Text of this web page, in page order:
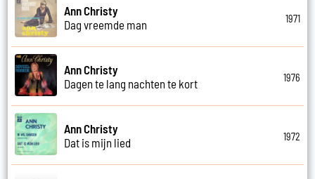
Ann Christy
Dag vreemde man
1971
Ann Christy
Dagen te lang nachten te kort
1976
Ann Christy
Dat is mijn lied
1972